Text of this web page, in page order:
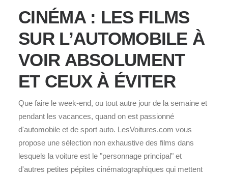
CINÉMA : LES FILMS
SUR L’AUTOMOBILE À
VOIR ABSOLUMENT
ET CEUX À ÉVITER
Que faire le week-end, ou tout autre jour de la semaine et
pendant les vacances, quand on est passionné
d'automobile et de sport auto. LesVoitures.com vous
propose une sélection non exhaustive des films dans
lesquels la voiture est le "personnage principal" et
d'autres petites pépites cinématographiques qui mettent